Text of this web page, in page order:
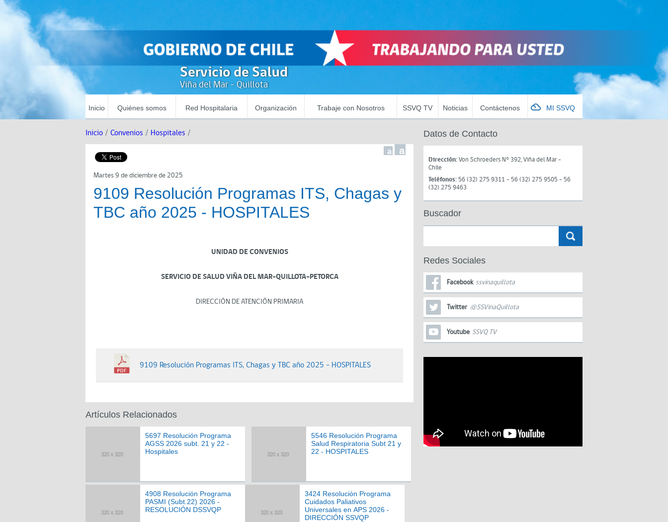
Servicio de Salud
Viña del Mar - Quillota
Inicio Quiénes somos Red Hospitalaria Organización Trabaje con Nosotros SSVQ TV Noticias Contáctenos MI SSVQ
Inicio / Convenios / Hospitales /
a a
Martes 9 de diciembre de 2025
9109 Resolución Programas ITS, Chagas y
TBC año 2025 - HOSPITALES
UNIDAD DE CONVENIOS
SERVICIO DE SALUD VIÑA DEL MAR-QUILLOTA-PETORCA
DIRECCIÓN DE ATENCIÓN PRIMARIA
9109 Resolución Programas ITS, Chagas y TBC año 2025 - HOSPITALES
Artículos Relacionados
5697 Resolución Programa
AGSS 2026 subt. 21 y 22 -
Hospitales
5546 Resolución Programa
Salud Respiratoria Subt 21 y
22 - HOSPITALES
4908 Resolución Programa
PASMI (Subt.22) 2026 -
RESOLUCIÓN DSSVQP
3424 Resolución Programa
Cuidados Paliativos
Universales en APS 2026 -
DIRECCIÓN SSVQP
Datos de Contacto
Dirección:Von Schroeders N° 392, Viña del Mar -
Chile
Teléfonos: 56 (32) 275 9311 - 56 (32) 275 9505 - 56
(32) 275 9463
Buscador
Redes Sociales
Facebook ssvinaquillota
Twitter @SSVinaQuillota
Youtube SSVQ TV